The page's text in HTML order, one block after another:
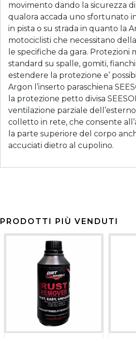
movimento dando la sicurezza
qualora accada uno sfortunato
in pista o su strada in quanto la
motociclisti che necessitano
le specifiche da gara. Protezioni
standard su spalle, gomiti,
estendere la protezione e’
Argon l’inserto paraschiena
la protezione petto divisa
ventilazione parziale
colletto in rete, che consente
la parte superiore del corpo
accuciati dietro al cupolino.
PRODOTTI PIÙ VENDUTI